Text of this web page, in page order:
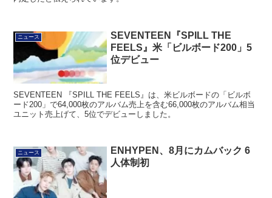
内定したと伝えられています。
ニュース
SEVENTEEN『SPILL THE
FEELS』米「ビルボード200」5
位デビュー
SEVENTEEN 『SPILL THE FEELS』は、米ビルボードの「ビルボ
ード200」で64,000枚のアルバム売上を含む66,000枚のアルバム相当
ユニット売上げて、5位でデビューしました。
ニュース
ENHYPEN、8月にカムバック 6
人体制初